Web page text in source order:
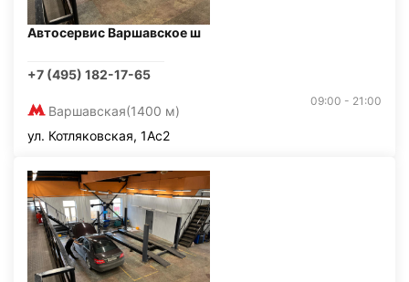
Автосервис Варшавское ш
+7 (495) 182-17-65
Варшавская(1400 м)
09:00 - 21:00
ул. Котляковская, 1Ас2